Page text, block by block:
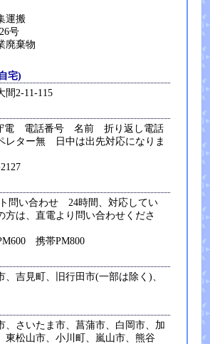
運搬
号
廃棄物
宅)
間2-11-115
電 電話番号 名前 折り返し電話
レター無 日中は出先対応になりま
問い合わせ 24時間、対応してい
方は、直電より問い合わせくださ
携帯PM800
、吉見町、旧行田市(一部は除く)、
、さいたま市、菖蒲市、白岡市、加
東松山市、小川町、嵐山市、熊谷